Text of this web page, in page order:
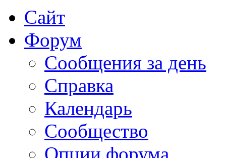
Сайт
Форум
Сообщения за день
Справка
Календарь
Сообщество
Опции форума